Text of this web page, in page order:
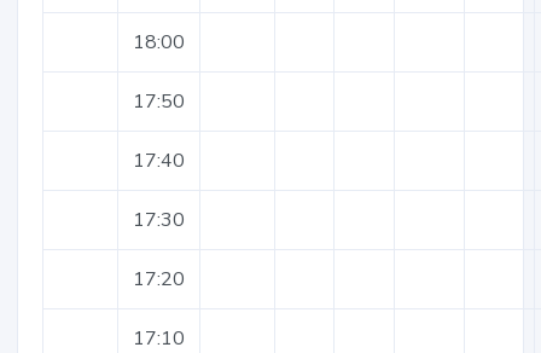
18:00
17:50
17:40
17:30
17:20
17:10